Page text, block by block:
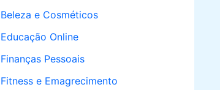
Beleza e Cosméticos
Educação Online
Finanças Pessoais
Fitness e Emagrecimento